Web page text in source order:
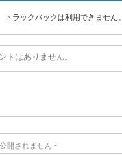
トラックバックは利用できません。
トはありません。
開されません -